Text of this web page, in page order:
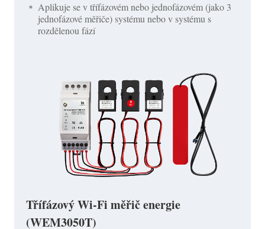
Aplikuje se v třífázovém nebo jednofázovém (jako 3
jednofázové měřiče) systému nebo v systému s
rozdělenou fází
Třífázový Wi-Fi měřič energie
(WEM3050T)